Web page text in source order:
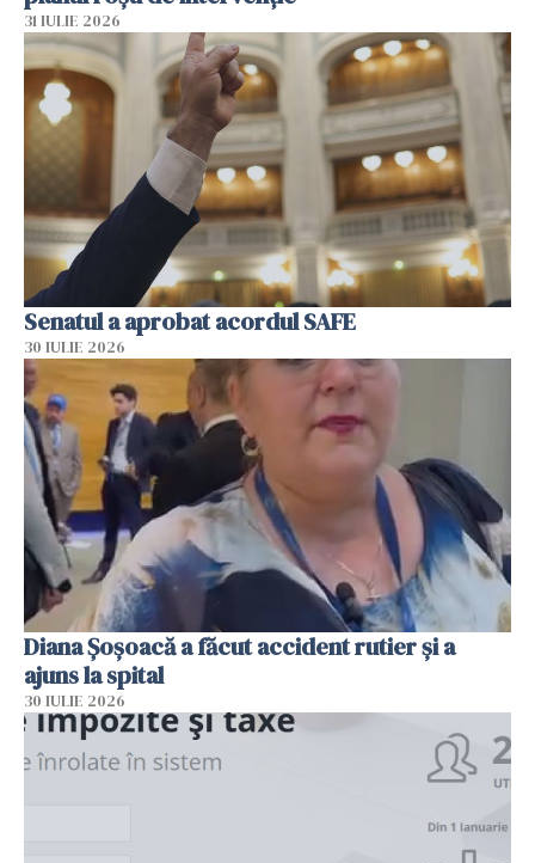
31 IULIE 2026
Senatul a aprobat acordul SAFE
30 IULIE 2026
Diana Șoșoacă a făcut accident rutier și a
ajuns la spital
30 IULIE 2026